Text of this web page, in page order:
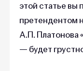
этой статье
претендентом
А.П. Платонова
— будет